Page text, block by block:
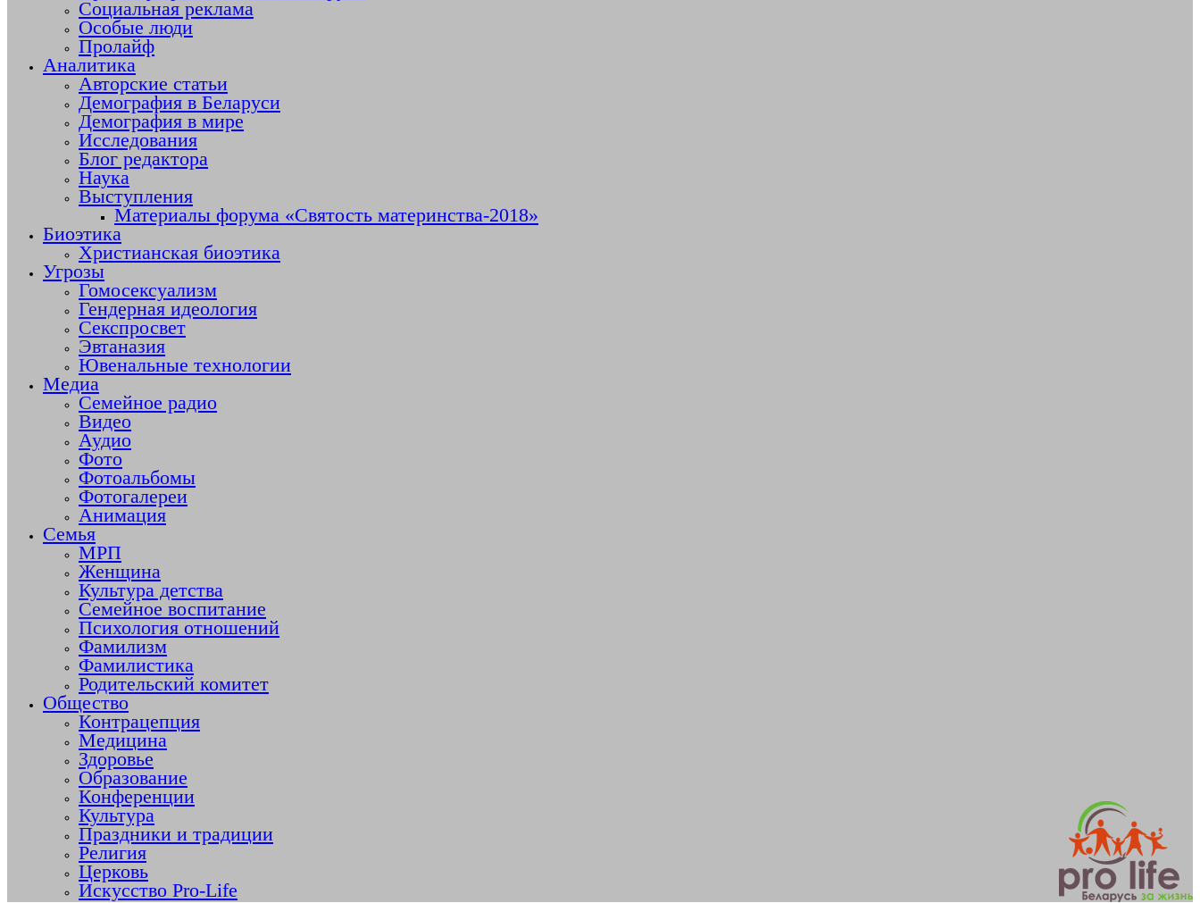
Социальная реклама
Особые люди
Пролайф
Аналитика
Авторские статьи
Демография в Беларуси
Демография в мире
Исследования
Блог редактора
Наука
Выступления
Материалы форума «Святость материнства-2018»
Биоэтика
Христианская биоэтика
Угрозы
Гомосексуализм
Гендерная идеология
Секспросвет
Эвтаназия
Ювенальные технологии
Медиа
Семейное радио
Видео
Аудио
Фото
Фотоальбомы
Фотогалереи
Анимация
Семья
МРП
Женщина
Культура детства
Семейное воспитание
Психология отношений
Фамилизм
Фамилистика
Родительский комитет
Общество
Контрацепция
Медицина
Здоровье
Образование
Конференции
Культура
Праздники и традиции
Религия
Церковь
Искусство Pro-Life